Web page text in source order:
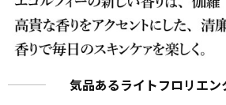
気品あるライトフロリエン